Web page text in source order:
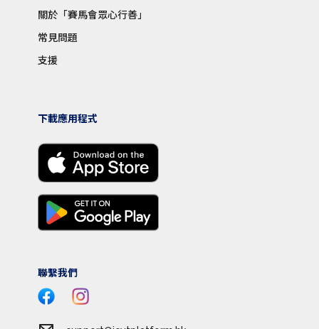
關於「賽馬會眾心行善」
常見問題
支援
下載應用程式
聯繫我們